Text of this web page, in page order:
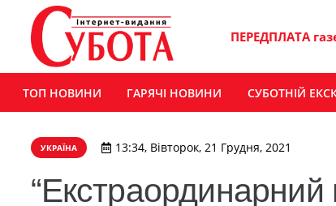
ПЕРЕДПЛАТА
ТОП НОВИНИ ГАРЯЧІ НОВИНИ СУБОТНІЙ
УКРАЇНА 13:34, Вівторок, 21 Грудня, 2021
“Екстраординарний